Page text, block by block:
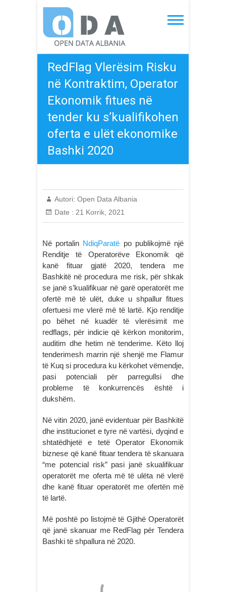
content
Open Data Albania
RedFlag Vlerësim Risku
në Kontraktim, Operator
Ekonomik fitues në
tender ku s’kualifikohen
oferta e ulët ekonomike
Bashki 2020
Autori: Open Data Albania
Date : 21 Korrik, 2021
Në portalin NdiqParatë po publikojmë një
Renditje të Operatorëve Ekonomik që
kanë fituar gjatë 2020, tendera me
Bashkitë në procedura me risk, për shkak
se janë s’kualifikuar në garë operatorët me
ofertë më të ulët, duke u shpallur fitues
ofertuesi me vlerë më të lartë. Kjo renditje
po bëhet në kuadër të vlerësimit me
redflags, për indicie që kërkon monitorim,
auditim dhe hetim në tenderime. Këto lloj
tenderimesh marrin një shenjë me Flamur
të Kuq si procedura ku kërkohet vëmendje,
pasi potenciali për parregullsi dhe
probleme të konkurrencës është i
dukshëm.
Në vitin 2020, janë evidentuar për Bashkitë
dhe institucionet e tyre në vartësi, dyqind e
shtatëdhjetë e tetë Operator Ekonomik
biznese që kanë fituar tendera të skanuara
“me potencial risk” pasi janë skualifikuar
operatorët me oferta më të ulëta në vlerë
dhe kanë fituar operatorët me ofertën më
të lartë.
Më poshtë po listojmë të Gjithë Operatorët
që janë skanuar me RedFlag për Tendera
Bashki të shpallura në 2020.